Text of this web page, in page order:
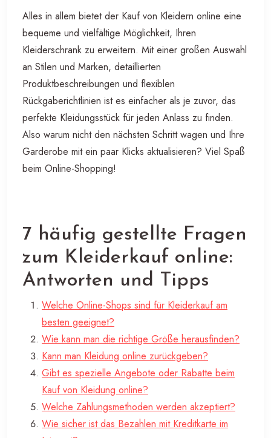
Alles in allem bietet der Kauf von Kleidern online eine
bequeme und vielfältige Möglichkeit, Ihren
Kleiderschrank zu erweitern. Mit einer großen Auswahl
an Stilen und Marken, detaillierten
Produktbeschreibungen und flexiblen
Rückgaberichtlinien ist es einfacher als je zuvor, das
perfekte Kleidungsstück für jeden Anlass zu finden.
Also warum nicht den nächsten Schritt wagen und Ihre
Garderobe mit ein paar Klicks aktualisieren? Viel Spaß
beim Online-Shopping!
7 häufig gestellte Fragen
zum Kleiderkauf online:
Antworten und Tipps
Welche Online-Shops sind für Kleiderkauf am
besten geeignet?
Wie kann man die richtige Größe herausfinden?
Kann man Kleidung online zurückgeben?
Gibt es spezielle Angebote oder Rabatte beim
Kauf von Kleidung online?
Welche Zahlungsmethoden werden akzeptiert?
Wie sicher ist das Bezahlen mit Kreditkarte im